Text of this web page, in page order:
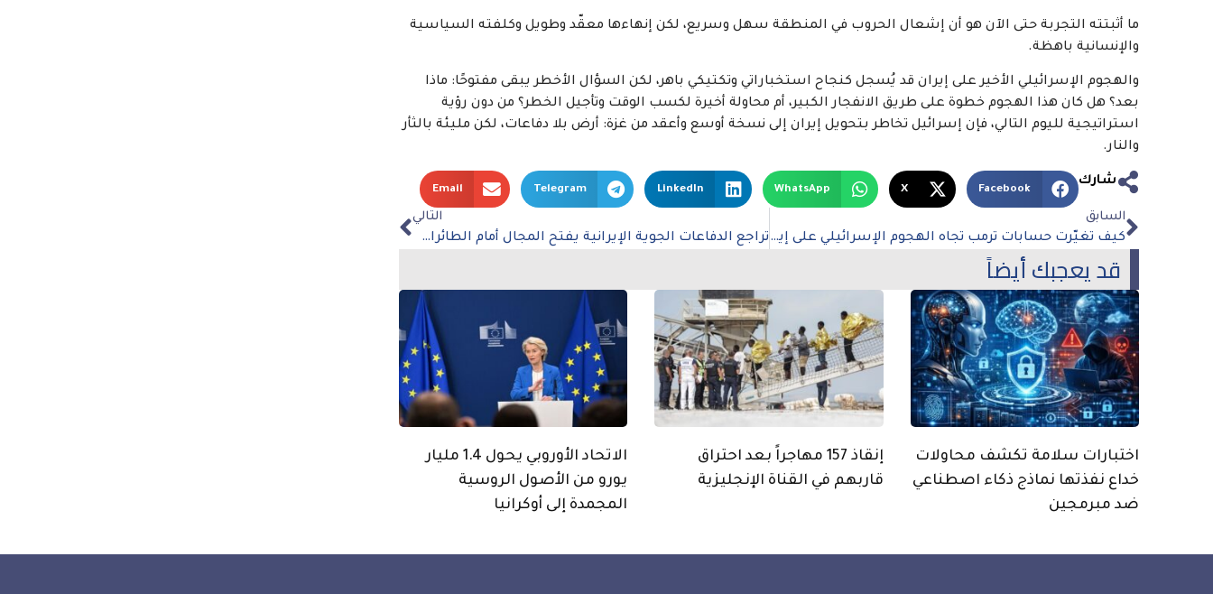
ما أثبتته التجربة حتى الآن هو أن إشعال الحروب في المنطقة سهل وسريع، لكن إنهاءها معقّد وطويل وكلفته السياسية
والإنسانية باهظة.
والهجوم الإسرائيلي الأخير على إيران قد يُسجل كنجاح استخباراتي وتكتيكي باهر، لكن السؤال الأخطر يبقى مفتوحًا: ماذا
بعد؟ هل كان هذا الهجوم خطوة على طريق الانفجار الكبير، أم محاولة أخيرة لكسب الوقت وتأجيل الخطر؟ من دون رؤية
استراتيجية لليوم التالي، فإن إسرائيل تخاطر بتحويل إيران إلى نسخة أوسع وأعقد من غزة: أرض بلا دفاعات، لكن مليئة بالثأر
والنار.
شارك
Facebook
X
WhatsApp
LinkedIn
Telegram
Email
السابق
كيف تغيّرت حسابات ترمب تجاه الهجوم الإسرائيلي على إيران؟
التالي
تراجع الدفاعات الجوية الإيرانية يفتح المجال أمام الطائرات الإسرائيلية للتحليق بحرية أكبر
قد يعجبك أيضاً
اختبارات سلامة تكشف محاولات
خداع نفذتها نماذج ذكاء اصطناعي
ضد مبرمجين
إنقاذ 157 مهاجراً بعد احتراق
قاربهم في القناة الإنجليزية
الاتحاد الأوروبي يحول 1.4 مليار
يورو من الأصول الروسية
المجمدة إلى أوكرانيا